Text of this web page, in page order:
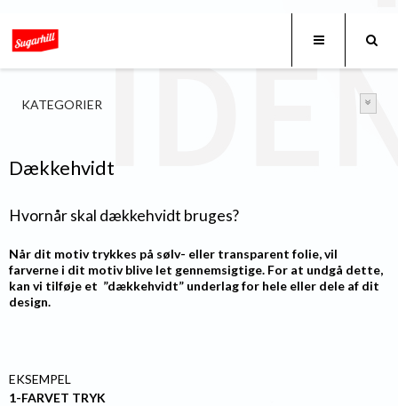
KATEGORIER
Dækkehvidt
Hvornår skal dækkehvidt bruges?
Når dit motiv trykkes på sølv- eller transparent folie, vil
farverne i dit motiv blive let gennemsigtige. For at undgå dette,
kan vi tilføje et ”dækkehvidt” underlag for hele eller dele af dit
design.
EKSEMPEL
1-FARVET TRYK